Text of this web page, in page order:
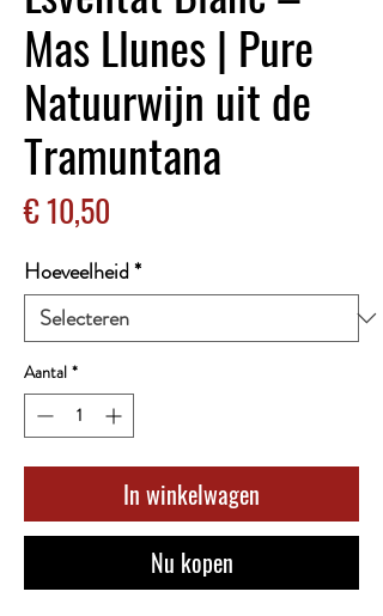
Mas Llunes | Pure
Natuurwijn uit de
Tramuntana
€ 10,50
Hoeveelheid*
Aantal *
In winkelwagen
Nu kopen